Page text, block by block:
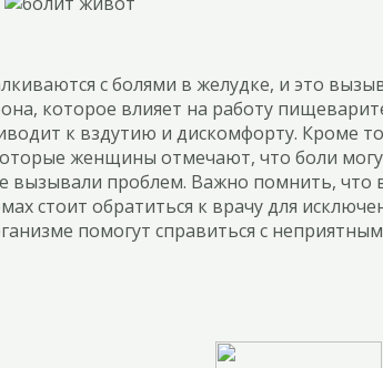
с болями в желудке, и это
которое влияет на работу
к вздутию и дискомфорту. Кроме
женщины отмечают, что боли
проблем. Важно помнить, что
стоит обратиться к врачу для
помогут справиться с